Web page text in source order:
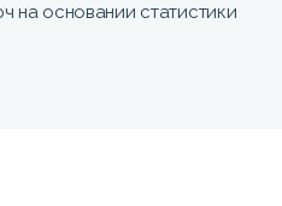
на основании статистики